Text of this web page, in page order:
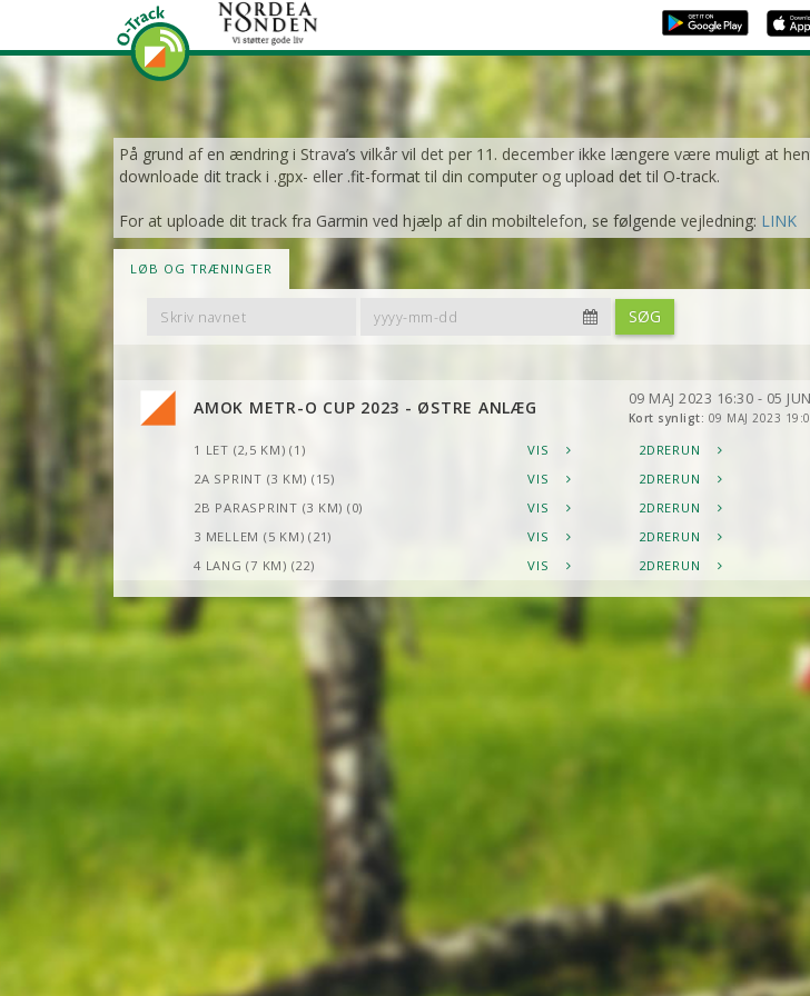
På grund af en ændring i Strava’s vilkår vil det per 11. december ikke længere være muligt at
downloade dit track i .gpx- eller .fit-format til din computer og upload det til O-track.
For at uploade dit track fra Garmin ved hjælp af din mobiltelefon, se følgende vejledning: LINK
LØB OG TRÆNINGER
Filter
By
By
SØG
AMOK METR-O CUP 2023 - ØSTRE ANLÆG 09 MAJ 2023 16:30 - 05
Kort synligt: 09 MAJ 2023
1 LET (2,5 KM) (1) VIS
2DRERUN
2A SPRINT (3 KM) (15)
VIS
2DRERUN
2B PARASPRINT (3 KM) (0)
VIS
2DRERUN
3 MELLEM (5 KM) (21)
VIS
2DRERUN
4 LANG (7 KM) (22)
VIS 2DRERUN